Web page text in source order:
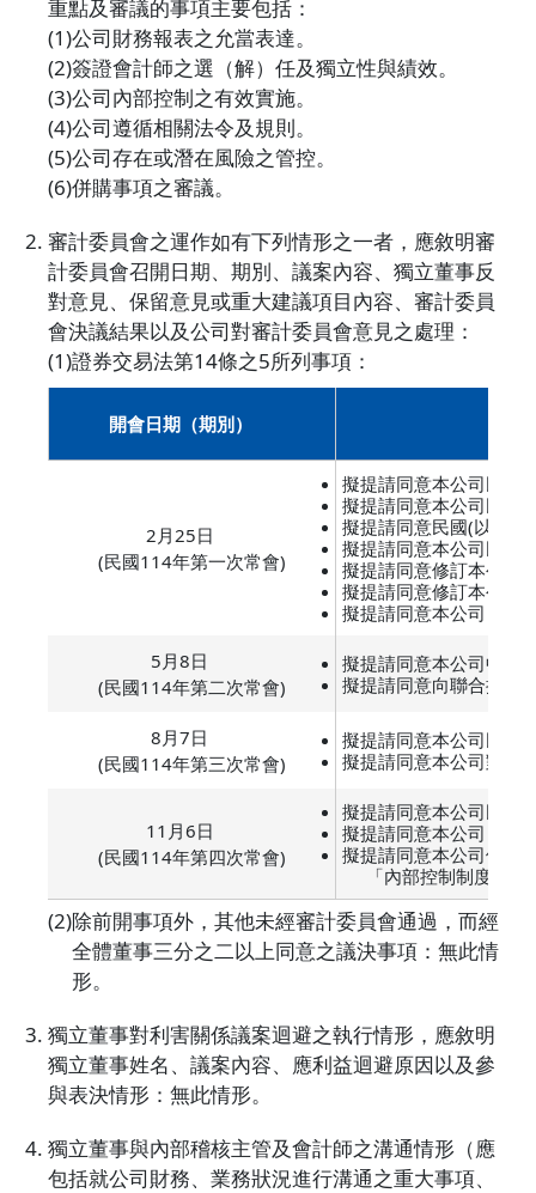
重點及審議的事項主要包括：
公司財務報表之允當表達。
簽證會計師之選（解）任及獨立性與績效。
公司內部控制之有效實施。
公司遵循相關法令及規則。
公司存在或潛在風險之管控。
併購事項之審議。
審計委員會之運作如有下列情形之一者，應敘明審
計委員會召開日期、期別、議案內容、獨立董事反
對意見、保留意見或重大建議項目內容、審計委員
會決議結果以及公司對審計委員會意見之處理：
證券交易法第14條之5所列事項：
開會日期（期別）
2月25日
(民國114年第一次常會)
擬提請同意本公司民國
擬提請同意本公司民國
擬提請同意民國(以下同
擬提請同意本公司民國
擬提請同意修訂本公司
擬提請同意修訂本公司
擬提請同意本公司「民
5月8日
(民國114年第二次常會)
擬提請同意本公司中華
擬提請同意向聯合授信
8月7日
(民國114年第三次常會)
擬提請同意本公司民國
擬提請同意本公司對從
11月6日
(民國114年第四次常會)
擬提請同意本公司民國
擬提請同意本公司「民
擬提請同意本公司修訂
「內部控制制度自
除前開事項外，其他未經審計委員會通過，而經
全體董事三分之二以上同意之議決事項：無此情
形。
獨立董事對利害關係議案迴避之執行情形，應敘明
獨立董事姓名、議案內容、應利益迴避原因以及參
與表決情形：無此情形。
獨立董事與內部稽核主管及會計師之溝通情形（應
包括就公司財務、業務狀況進行溝通之重大事項、